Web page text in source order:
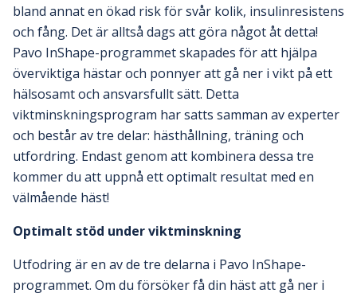
bland annat en ökad risk för svår kolik, insulinresistens
och fång. Det är alltså dags att göra något åt detta!
Pavo InShape-programmet skapades för att hjälpa
överviktiga hästar och ponnyer att gå ner i vikt på ett
hälsosamt och ansvarsfullt sätt. Detta
viktminskningsprogram har satts samman av experter
och består av tre delar: hästhållning, träning och
utfordring. Endast genom att kombinera dessa tre
kommer du att uppnå ett optimalt resultat med en
välmående häst!
Optimalt stöd under viktminskning
Utfodring är en av de tre delarna i Pavo InShape-
programmet. Om du försöker få din häst att gå ner i